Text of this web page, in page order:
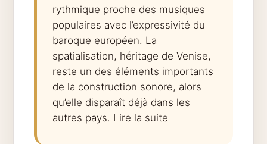
rythmique proche des musiques
populaires avec l’expressivité du
baroque européen. La
spatialisation, héritage de Venise,
reste un des éléments importants
de la construction sonore, alors
qu’elle disparaît déjà dans les
autres pays. Lire la suite